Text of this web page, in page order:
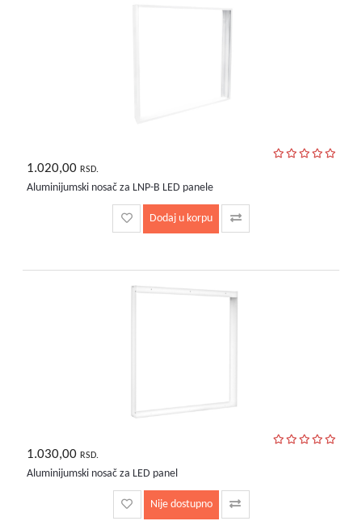
1.020,00 RSD.
Aluminijumski nosač za LNP-B LED panele
Dodaj u korpu
1.030,00 RSD.
Aluminijumski nosač za LED panel
Nije dostupno